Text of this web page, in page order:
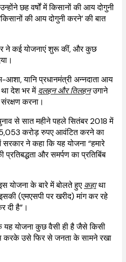
छह वर्षों में किसानों की आय दोगुनी
की आय दोगुनी करने’ की बात
ने कई योजनाएं शुरू कीं, और कुछ
आशा, यानि प्रधानमंत्री अन्नदाता आय
था देश भर मेंदलहन और तिलहनउगाने
करना।
से सात महीने पहले सितंबर 2018 में
करोड़ रुपए आवंटित करने का
सरकार ने कहा कि यह योजना “हमारे
और समर्पण का प्रतिबिंब
योजना के बारे में बोलते हुए कहाथा
(एमएसपी पर खरीद) मांग कर रहे
दी है”।
यह योजना कुछ वैसी ही है जैसे किसी
करके उसे फिर से जनता के सामने रखा